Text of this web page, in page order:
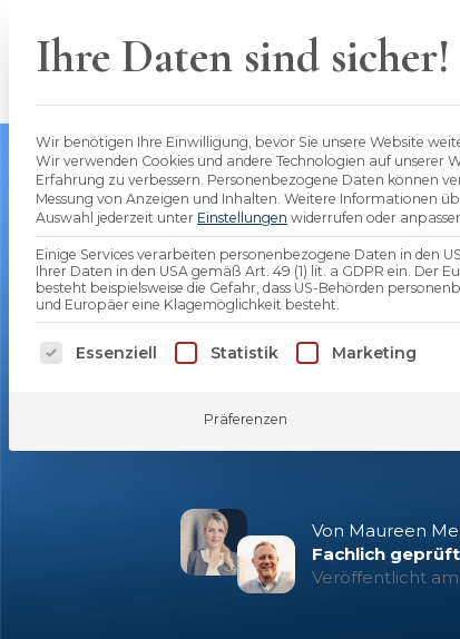
Unsere Beratung
content
Sollten
Leistungen
bAV?
Von Maureen
Fachlich geprüft
Veröffentlicht am
Ihre Daten sind sicher!
Wir benötigen Ihre Einwilligung, bevor Sie unsere Website
Wir verwenden Cookies und andere Technologien auf unserer
Erfahrung zu verbessern. Personenbezogene Daten können
Messung von Anzeigen und Inhalten. Weitere Informationen
Auswahl jederzeit unter Einstellungen widerrufen oder
Einige Services verarbeiten personenbezogene Daten in den
Ihrer Daten in den USA gemäß Art. 49 (1) lit. a GDPR ein. Der
besteht beispielsweise die Gefahr, dass US-Behörden
und Europäer eine Klagemöglichkeit besteht.
Es folgt eine Liste der Service-Gruppen,
Essenziell Statistik Marketing
Präferenzen